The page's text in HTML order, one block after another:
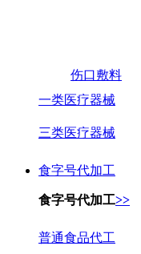
伤口敷料
一类医疗器械
三类医疗器械
食字号代加工
食字号代加工>>
普通食品代工